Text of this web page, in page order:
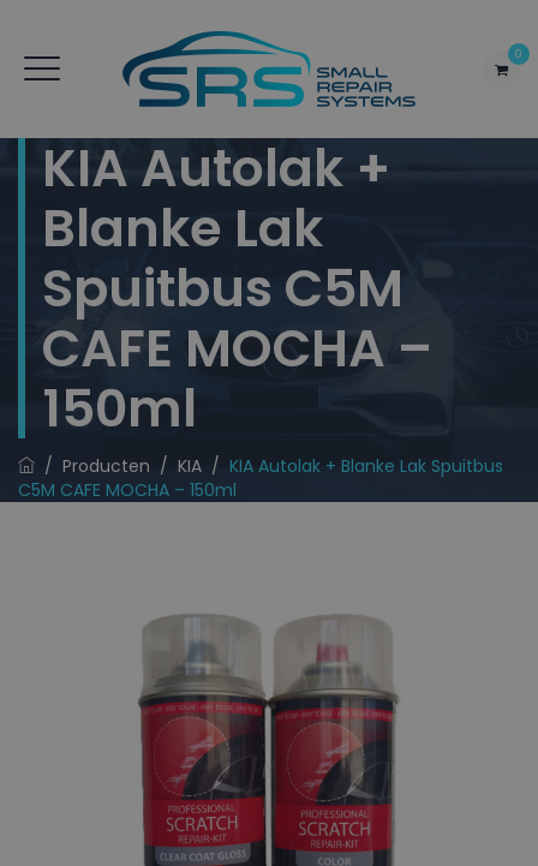
0
KIA Autolak +
Blanke Lak
Spuitbus C5M
CAFE MOCHA –
150ml
/ Producten / KIA / KIA Autolak + Blanke Lak Spuitbus
C5M CAFE MOCHA – 150ml